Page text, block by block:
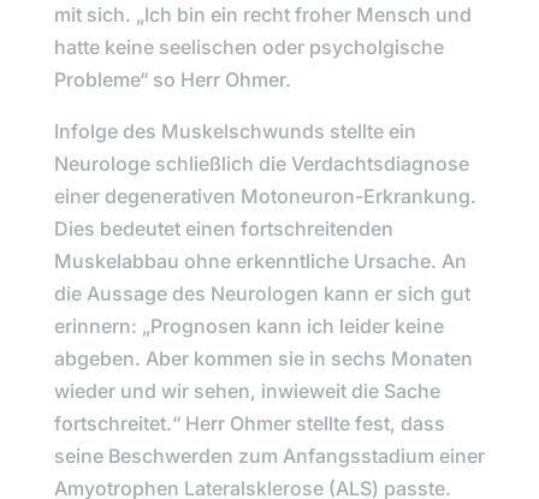
mit sich. „Ich bin ein recht froher Mensch und
hatte keine seelischen oder psycholgische
Probleme“ so Herr Ohmer.
Infolge des Muskelschwunds stellte ein
Neurologe schließlich die Verdachtsdiagnose
einer degenerativen Motoneuron-Erkrankung.
Dies bedeutet einen fortschreitenden
Muskelabbau ohne erkenntliche Ursache. An
die Aussage des Neurologen kann er sich gut
erinnern: „Prognosen kann ich leider keine
abgeben. Aber kommen sie in sechs Monaten
wieder und wir sehen, inwieweit die Sache
fortschreitet.“ Herr Ohmer stellte fest, dass
seine Beschwerden zum Anfangsstadium einer
Amyotrophen Lateralsklerose (ALS) passte.